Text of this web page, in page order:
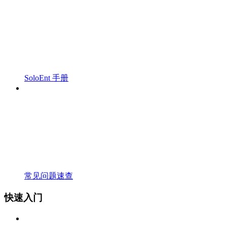
SoloEnt 手册
常见问题速查
快速入门